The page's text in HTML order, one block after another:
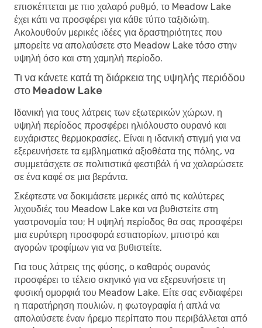
επισκέπτεται με πιο χαλαρό ρυθμό, το Meadow Lake
έχει κάτι να προσφέρει για κάθε τύπο ταξιδιώτη.
Ακολουθούν μερικές ιδέες για δραστηριότητες που
μπορείτε να απολαύσετε στο Meadow Lake τόσο στην
υψηλή όσο και στη χαμηλή περίοδο.
Τι να κάνετε κατά τη διάρκεια της υψηλής περιόδου
στο Meadow Lake
Ιδανική για τους λάτρεις των εξωτερικών χώρων, η
υψηλή περίοδος προσφέρει ηλιόλουστο ουρανό και
ευχάριστες θερμοκρασίες. Είναι η ιδανική στιγμή για να
εξερευνήσετε τα εμβληματικά αξιοθέατα της πόλης, να
συμμετάσχετε σε πολιτιστικά φεστιβάλ ή να χαλαρώσετε
σε ένα καφέ σε μια βεράντα.
Σκέφτεστε να δοκιμάσετε μερικές από τις καλύτερες
λιχουδιές του Meadow Lake και να βυθιστείτε στη
γαστρονομία του; Η υψηλή περίοδος θα σας προσφέρει
μια ευρύτερη προσφορά εστιατορίων, μπιστρό και
αγορών τροφίμων για να βυθιστείτε.
Για τους λάτρεις της φύσης, ο καθαρός ουρανός
προσφέρει το τέλειο σκηνικό για να εξερευνήσετε τη
φυσική ομορφιά του Meadow Lake. Είτε σας ενδιαφέρει
η παρατήρηση πουλιών, η φωτογραφία ή απλά να
απολαύσετε έναν ήρεμο περίπατο που περιβάλλεται από